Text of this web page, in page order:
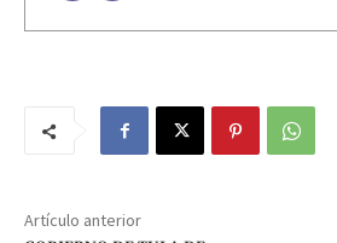
Artículo anterior